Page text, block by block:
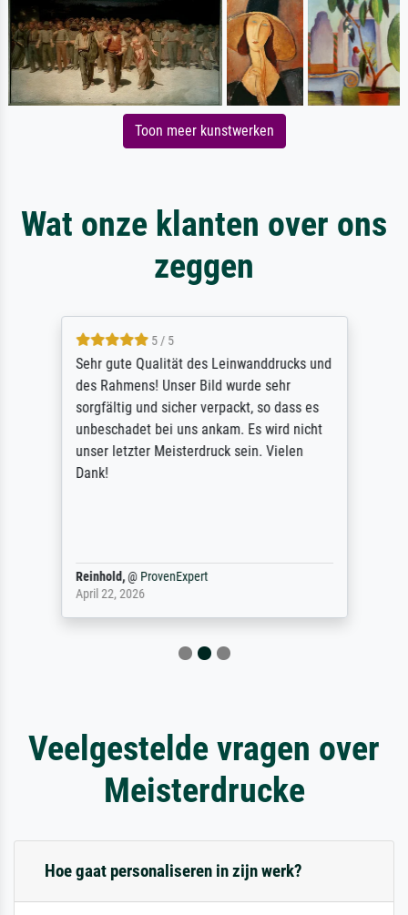
Toon meer kunstwerken
Wat onze klanten over ons
zeggen
5 / 5
Sehr gute Qualität des Leinwanddrucks und
des Rahmens! Unser Bild wurde sehr
sorgfältig und sicher verpackt, so dass es
unbeschadet bei uns ankam. Es wird nicht
unser letzter Meisterdruck sein. Vielen
Dank!
Reinhold,@ ProvenExpert
April 22, 2026
Veelgestelde vragen over
Meisterdrucke
Hoe gaat personaliseren in zijn werk?